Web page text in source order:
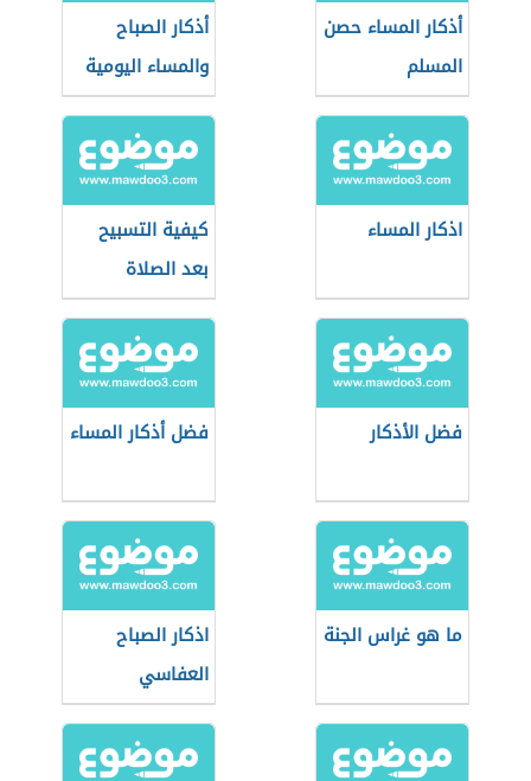
أذكار المساء حصن
المسلم
أذكار الصباح
والمساء اليومية
اذكار المساء
كيفية التسبيح
بعد الصلاة
فضل الأذكار فضل أذكار المساء
ما هو غراس الجنة
اذكار الصباح
العفاسي